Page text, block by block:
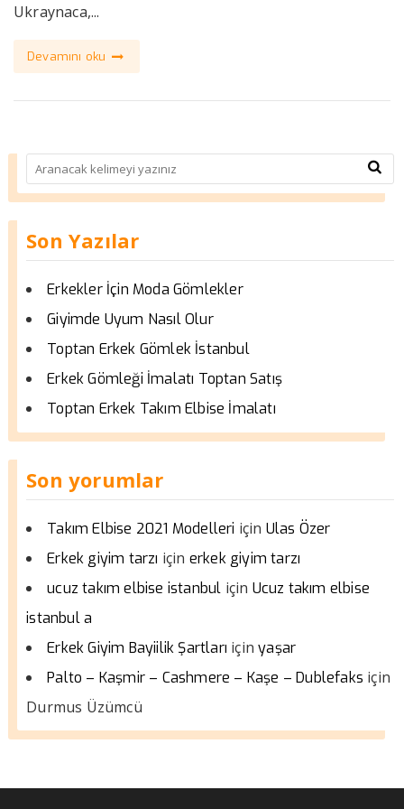
Ukraynaca,...
Devamını oku
Son Yazılar
Erkekler İçin Moda Gömlekler
Giyimde Uyum Nasıl Olur
Toptan Erkek Gömlek İstanbul
Erkek Gömleği İmalatı Toptan Satış
Toptan Erkek Takım Elbise İmalatı
Son yorumlar
Takım Elbise 2021 Modelleri için Ulas Özer
Erkek giyim tarzı için erkek giyim tarzı
ucuz takım elbise istanbul için Ucuz takım elbise
istanbul a
Erkek Giyim Bayiilik Şartları içinyaşar
Palto – Kaşmir – Cashmere – Kaşe – Dublefaks için
Durmus Üzümcü